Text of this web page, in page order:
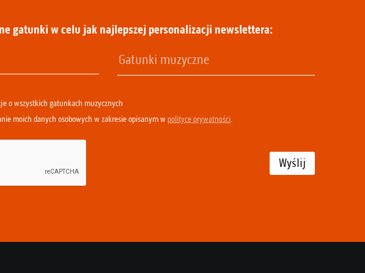
gatunki w celu jak najlepszej personalizacji newslettera:
o wszystkich gatunkach muzycznych
moich danych osobowych w zakresie opisanym wpolityce prywatności
Wyślij